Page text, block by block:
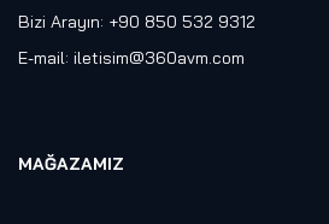
Bizi Arayın: +90 850 532 9312
E-mail: iletisim@360avm.com
MAĞAZAMIZ